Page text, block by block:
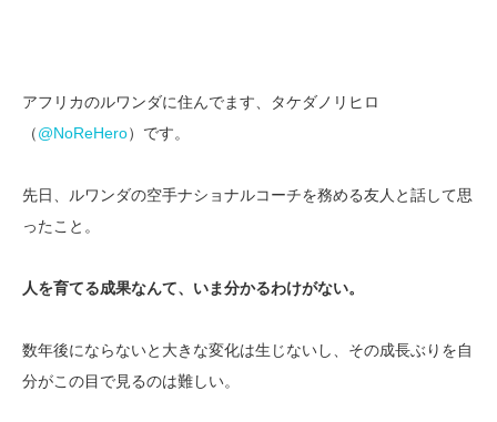
アフリカのルワンダに住んでます、タケダノリヒロ
（@NoReHero）です。
先日、ルワンダの空手ナショナルコーチを務める友人と話して思
ったこと。
人を育てる成果なんて、いま分かるわけがない。
数年後にならないと大きな変化は生じないし、その成長ぶりを自
分がこの目で見るのは難しい。